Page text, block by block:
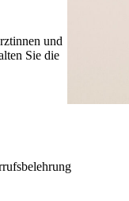
und
Sie die